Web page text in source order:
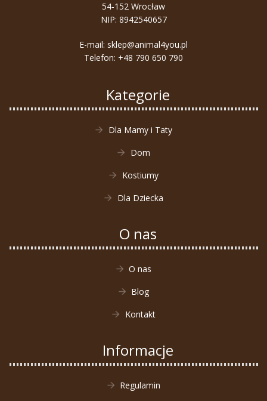
54-152 Wrocław
NIP: 8942540657
E-mail: sklep@animal4you.pl
Telefon: +48 790 650 790
Kategorie
Dla Mamy i Taty
Dom
Kostiumy
Dla Dziecka
O nas
O nas
Blog
Kontakt
Informacje
Regulamin